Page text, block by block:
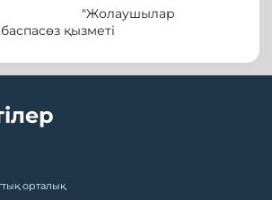
қызметі
орталық